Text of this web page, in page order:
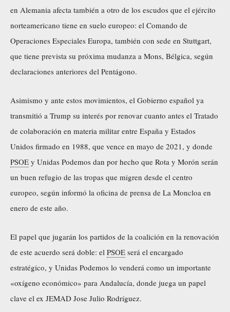
en Alemania afecta también a otro de los escudos que el ejército
norteamericano tiene en suelo europeo: el Comando de
Operaciones Especiales Europa, también con sede en Stuttgart,
que tiene prevista su próxima mudanza a Mons, Bélgica, según
declaraciones anteriores del Pentágono.
Asimismo y ante estos movimientos, el Gobierno español ya
transmitió a Trump su interés por renovar cuanto antes el Tratado
de colaboración en materia militar entre España y Estados
Unidos firmado en 1988, que vence en mayo de 2021, y donde
PSOE y Unidas Podemos dan por hecho que Rota y Morón serán
un buen refugio de las tropas que migren desde el centro
europeo, según informó la oficina de prensa de La Moncloa en
enero de este año.
El papel que jugarán los partidos de la coalición en la renovación
de este acuerdo será doble: el PSOE será el encargado
estratégico, y Unidas Podemos lo venderá como un importante
«oxígeno económico» para Andalucía, donde juega un papel
clave el ex JEMAD Jose Julio Rodríguez.